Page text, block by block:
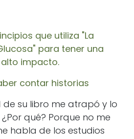
que utiliza "La
para tener una
impacto.
contar historias
de su libro me atrapó y lo
qué? Porque no me
habla de los estudios